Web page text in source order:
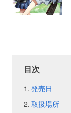
目次
発売日
取扱場所
会社概要